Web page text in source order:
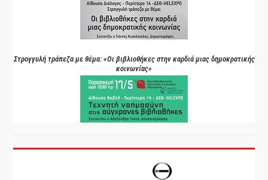
Στρογγυλή τράπεζα με θέμα: «Οι βιβλιοθήκες στην καρδιά μιας δημοκρατικής
κοινωνίας»